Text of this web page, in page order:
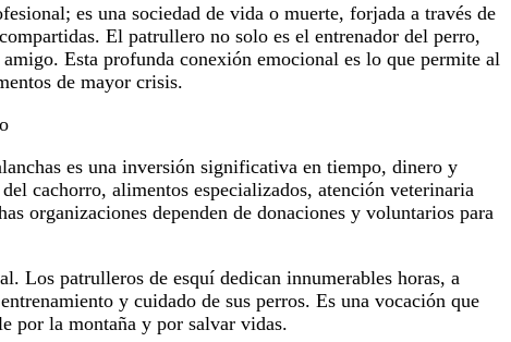
es una sociedad de vida o muerte, forjada a través de
El patrullero no solo es el entrenador del perro,
Esta profunda conexión emocional es lo que permite al
de mayor crisis.
es una inversión significativa en tiempo, dinero y
cachorro, alimentos especializados, atención veterinaria
organizaciones dependen de donaciones y voluntarios para
Los patrulleros de esquí dedican innumerables horas, a
y cuidado de sus perros. Es una vocación que
por la montaña y por salvar vidas.